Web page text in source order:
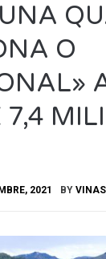
O
7,4
2021 BY